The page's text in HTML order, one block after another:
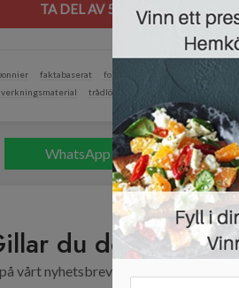
TA DEL AV 500 KRONORS
faktabaserat forskning illustrerad vetenskap
trådlösa högtalare
WhatsApp
du det här
vårt nyhetsbrev så ser du till att inte